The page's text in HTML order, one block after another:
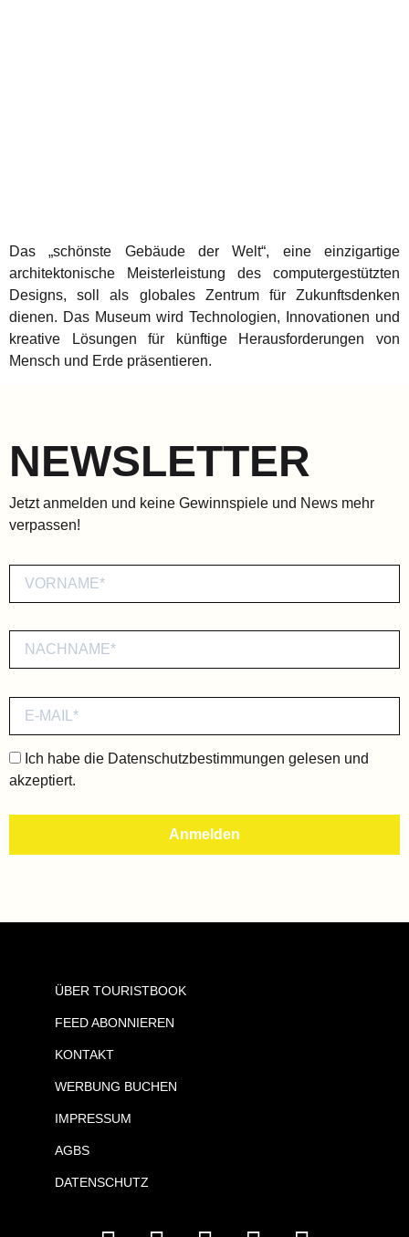
Das „schönste Gebäude der Welt“, eine einzigartige
architektonische Meisterleistung des computergestützten
Designs, soll als globales Zentrum für Zukunftsdenken
dienen. Das Museum wird Technologien, Innovationen und
kreative Lösungen für künftige Herausforderungen von
Mensch und Erde präsentieren.
NEWSLETTER
Jetzt anmelden und keine Gewinnspiele und News mehr
verpassen!
Ich habe die Datenschutzbestimmungen gelesen und
akzeptiert.
ÜBER TOURISTBOOK
FEED ABONNIEREN
KONTAKT
WERBUNG BUCHEN
IMPRESSUM
AGBS
DATENSCHUTZ